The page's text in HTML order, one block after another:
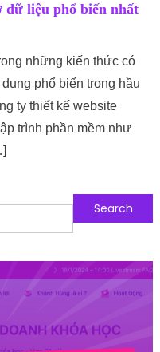
dữ liệu phổ biến nhất
những kiến thức có
phổ biến trong hầu
ty thiết kế website
trình phần mềm như